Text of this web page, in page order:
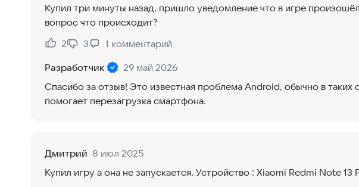
Купил три минуты назад, пришло уведомление что в игре
вопрос что происходит?
Нравится:
2
Не нравится:
3 1 комментарий
Разработчик
29 май 2026
Спасибо за отзыв! Это известная проблема Android, обычно в таких
помогает перезагрузка смартфона.
Дмитрий 8 июл 2025
Купил игру а она не запускается. Устройство : Xiaomi Redmi Note 13